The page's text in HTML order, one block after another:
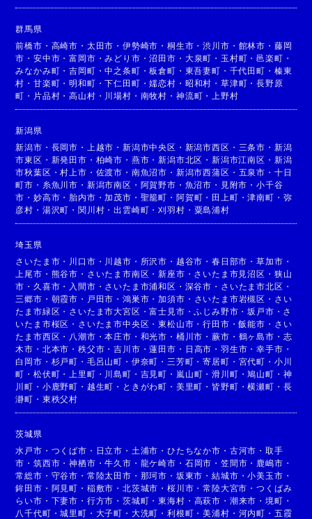
群馬県
前橋市 ・ 高崎市 ・ 太田市 ・伊勢崎市 ・桐生市 ・渋川市 ・ 館林市 ・ 藤岡
市 ・安中市 ・富岡市 ・みどり市 ・沼田市 ・ 大泉町 ・ 玉村町 ・邑楽町 ・
みなかみ町 ・吉岡町 ・中之条町 ・板倉町 ・ 東吾妻町 ・ 千代田町 ・ 榛東
村 ・甘楽町 ・明和町 ・下仁田町 ・嬬恋村 ・ 昭和村 ・ 草津町 ・長野原
町 ・ 片品村 ・高山村 ・ 川場村 ・ 南牧村 ・ 神流町 ・ 上野村
新潟県
新潟市 ・ 長岡市 ・ 上越市 ・新潟市中央区 ・ 新潟市西区 ・ 三条市 ・ 新潟
市東区 ・ 新発田市 ・ 柏崎市 ・ 燕市 ・新潟市北区 ・新潟市江南区 ・ 新潟
市秋葉区 ・村上市 ・ 佐渡市 ・ 南魚沼市 ・ 新潟市西蒲区 ・ 五泉市 ・ 十日
町市 ・ 糸魚川市 ・ 新潟市南区 ・ 阿賀野市 ・ 魚沼市 ・ 見附市 ・小千谷
市 ・妙高市 ・ 胎内市 ・加茂市 ・ 聖籠町 ・ 阿賀町 ・ 田上町 ・津南町 ・ 弥
彦村 ・ 湯沢町 ・関川村 ・出雲崎町 ・刈羽村 ・ 粟島浦村
埼玉県
さいたま市 ・ 川口市 ・ 川越市 ・ 所沢市 ・ 越谷市 ・春日部市 ・草加市 ・
上尾市 ・ 熊谷市 ・ さいたま市南区 ・新座市 ・ さいたま市見沼区 ・ 狭山
市 ・ 久喜市 ・ 入間市 ・ さいたま市浦和区 ・ 深谷市 ・ さいたま市北区 ・
三郷市 ・ 朝霞市 ・ 戸田市 ・鴻巣市 ・加須市 ・ さいたま市岩槻区 ・ さい
たま市緑区 ・ さいたま市大宮区 ・富士見市 ・ふじみ野市 ・坂戸市 ・ さ
いたま市桜区 ・ さいたま市中央区 ・東松山市 ・行田市 ・飯能市 ・ さい
たま市西区 ・ 八潮市 ・本庄市 ・ 和光市 ・ 桶川市 ・蕨市 ・ 鶴ヶ島市 ・ 志
木市 ・ 北本市 ・秩父市 ・吉川市 ・蓮田市 ・ 日高市 ・ 羽生市 ・幸手市 ・
白岡市 ・ 杉戸町 ・ 毛呂山町 ・ 伊奈町 ・ 三芳町 ・寄居町 ・ 宮代町 ・ 小川
町 ・松伏町 ・ 上里町 ・ 川島町 ・ 吉見町 ・ 嵐山町 ・滑川町 ・鳩山町 ・ 神
川町 ・ 小鹿野町 ・ 越生町 ・ ときがわ町 ・ 美里町 ・ 皆野町 ・横瀬町 ・ 長
瀞町 ・ 東秩父村
茨城県
水戸市 ・ つくば市 ・ 日立市 ・ 土浦市 ・ひたちなか市 ・ 古河市 ・ 取手
市 ・筑西市 ・神栖市 ・牛久市 ・ 龍ケ崎市 ・ 石岡市 ・ 笠間市 ・ 鹿嶋市 ・
常総市 ・ 守谷市 ・ 常陸太田市 ・ 那珂市 ・ 坂東市 ・結城市 ・小美玉市 ・
鉾田市 ・ 阿見町 ・ 稲敷市 ・北茨城市 ・桜川市 ・常陸大宮市 ・つくばみ
らい市 ・ 下妻市 ・ 行方市 ・茨城町 ・東海村 ・ 高萩市 ・ 潮来市 ・ 境町 ・
八千代町 ・城里町 ・ 大子町 ・ 大洗町 ・利根町 ・美浦村 ・ 河内町 ・ 五霞